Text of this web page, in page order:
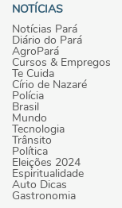
NOTÍCIAS
Notícias Pará
Diário do Pará
AgroPará
Cursos & Empregos
Te Cuida
Círio de Nazaré
Polícia
Brasil
Mundo
Tecnologia
Trânsito
Política
Eleições 2024
Espiritualidade
Auto Dicas
Gastronomia